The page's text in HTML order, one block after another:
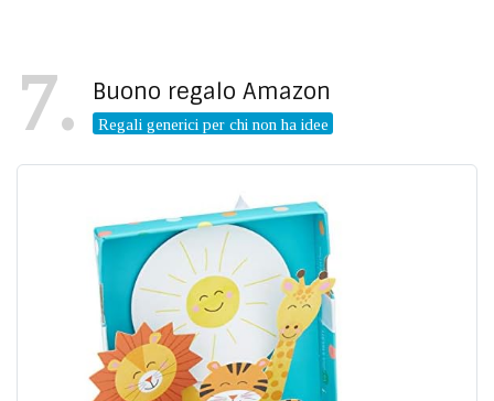
7 Buono regalo Amazon
Regali generici per chi non ha idee